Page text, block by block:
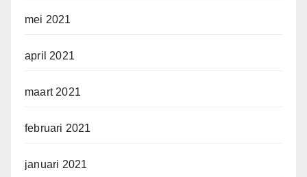
mei 2021
april 2021
maart 2021
februari 2021
januari 2021